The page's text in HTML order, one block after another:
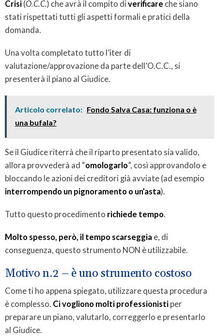
Crisi (O.C.C.) che avrà il compito di verificare che siano
stati rispettati tutti gli aspetti formali e pratici della
domanda.
Una volta completato tutto l’iter di
valutazione/approvazione da parte dell’O.C.C., si
presenterà il piano al Giudice.
Articolo correlato: Fondo Salva Casa: funziona o è
una bufala?
Se il Giudice riterrà che il riparto presentato sia valido,
allora provvederà ad “omologarlo”, così approvandolo e
bloccando le azioni dei creditori già avviate (ad esempio
interrompendo un pignoramento o un’asta).
Tutto questo procedimento richiede tempo.
Molto spesso, però, il tempo scarseggia e, di
conseguenza, questo strumento NON è utilizzabile.
Motivo n.2 – è uno strumento costoso
Come ti ho appena spiegato, utilizzare questa procedura
è complesso. Ci vogliono molti professionisti per
preparare un piano, valutarlo, correggerlo e presentarlo
al Giudice.